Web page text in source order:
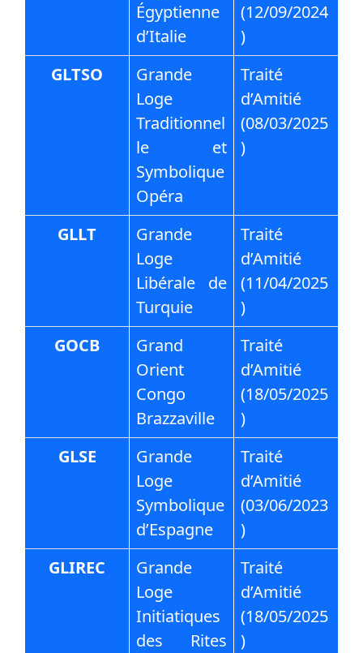
Égyptienne
d’Italie
(12/09/2024
)
GLTSO
Grande
Loge
Traditionnel
le et
Symbolique
Opéra
Traité
d’Amitié
(08/03/2025
)
GLLT
Grande
Loge
Libérale de
Turquie
Traité
d’Amitié
(11/04/2025
)
GOCB
Grand
Orient
Congo
Brazzaville
Traité
d’Amitié
(18/05/2025
)
GLSE
Grande
Loge
Symbolique
d’Espagne
Traité
d’Amitié
(03/06/2023
)
GLIREC
Grande
Loge
Initiatiques
des Rites
Traité
d’Amitié
(18/05/2025
)